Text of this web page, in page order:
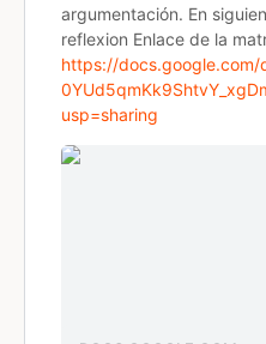
argumentación. En
reflexion Enlace de la
https://
usp=sharing